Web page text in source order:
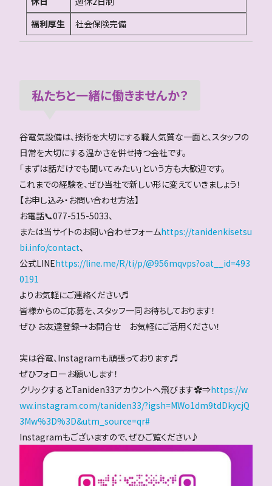
福利厚生
社会保険完備
私たちと一緒に働きませんか？
谷電気設備は、技術を大切にする職人気質な一面と、スタッフの
日常を大切にする温かさを併せ持つ会社です。
「まずは話だけでも聞いてみたい」という方も大歓迎です。
これまでの経験を、ぜひ当社で新しい形に変えていきましょう！
【お申し込み・お問い合わせ方法】
お電話📞077-515-5033、
または当サイトのお問い合わせフォームhttps://tanidenkisetsu
bi.info/contact、
公式LINEhttps://line.me/R/ti/p/@956mqvps?oat__id=493
0191
よりお気軽にご連絡ください♬
皆様からのご応募を、スタッフ一同お待ちしております！
ぜひ お友達登録→お問合せ お気軽にご活用ください！
実は谷電、Instagramも頑張っております♬
ぜひフォローお願いします！
クリックするとTaniden33アカウントへ飛びます✿⇒https://w
ww.instagram.com/taniden33/?igsh=MWo1dm9tdDkycjQ
3Mw%3D%3D&utm_source=qr#
Instagramもございますので、ぜひご覧ください♪